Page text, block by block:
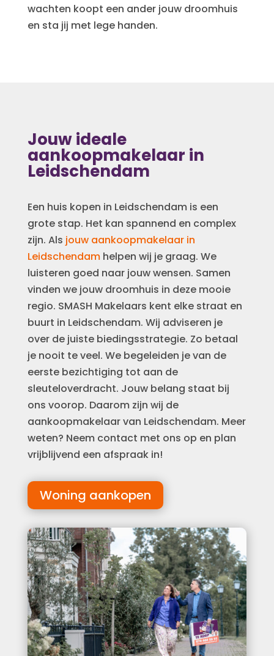
wachten koopt een ander jouw droomhuis
en sta jij met lege handen.
Jouw ideale
aankoopmakelaar in
Leidschendam
Een huis kopen in Leidschendam is een
grote stap. Het kan spannend en complex
zijn. Als jouw aankoopmakelaar in
Leidschendamhelpen wij je graag. We
luisteren goed naar jouw wensen. Samen
vinden we jouw droomhuis in deze mooie
regio. SMASH Makelaars kent elke straat en
buurt in Leidschendam. Wij adviseren je
over de juiste biedingsstrategie. Zo betaal
je nooit te veel. We begeleiden je van de
eerste bezichtiging tot aan de
sleuteloverdracht. Jouw belang staat bij
ons voorop. Daarom zijn wij de
aankoopmakelaar van Leidschendam. Meer
weten? Neem contact met ons op en plan
vrijblijvend een afspraak in!
Woning aankopen